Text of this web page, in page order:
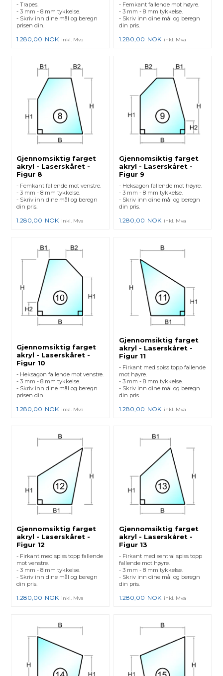
- Trapes.
- 3 mm - 8 mm tykkelse.
- Skriv inn dine mål og beregn
prisen din.
1.280,00 NOK inkl. Mva
- Femkant fallende mot høyre.
- 3 mm - 8 mm tykkelse.
- Skriv inn dine mål og beregn
din pris.
1.280,00 NOK inkl. Mva
Gjennomsiktig farget
akryl - Laserskåret -
Figur 8
- Femkant fallende mot venstre.
- 3 mm - 8 mm tykkelse.
- Skriv inn dine mål og beregn
din pris.
1.280,00 NOK inkl. Mva
Gjennomsiktig farget
akryl - Laserskåret -
Figur 9
- Heksagon fallende mot høyre.
- 3 mm - 8 mm tykkelse.
- Skriv inn dine mål og beregn
din pris.
1.280,00 NOK inkl. Mva
Gjennomsiktig farget
akryl - Laserskåret -
Figur 10
- Heksagon fallende mot venstre.
- 3 mm - 8 mm tykkelse.
- Skriv inn dine mål og beregn
prisen din.
1.280,00 NOK inkl. Mva
Gjennomsiktig farget
akryl - Laserskåret -
Figur 11
- Firkant med spiss topp fallende
mot høyre.
- 3 mm - 8 mm tykkelse.
- Skriv inn dine mål og beregn
din pris.
1.280,00 NOK inkl. Mva
Gjennomsiktig farget
akryl - Laserskåret -
Figur 12
- Firkant med spiss topp fallende
mot venstre.
- 3 mm - 8 mm tykkelse.
- Skriv inn dine mål og beregn
din pris.
1.280,00 NOK inkl. Mva
Gjennomsiktig farget
akryl - Laserskåret -
Figur 13
- Firkant med sentral spiss topp
fallende mot høyre.
- 3 mm - 8 mm tykkelse.
- Skriv inn dine mål og beregn
din pris.
1.280,00 NOK inkl. Mva